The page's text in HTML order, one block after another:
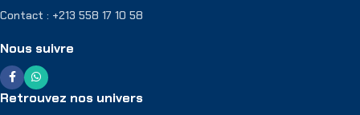
Contact : +213 558 17 10 58
Nous suivre
Retrouvez nos univers